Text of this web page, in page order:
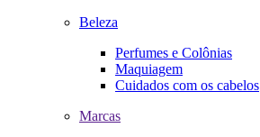
Beleza
Perfumes e Colônias
Maquiagem
Cuidados com os cabelos
Marcas